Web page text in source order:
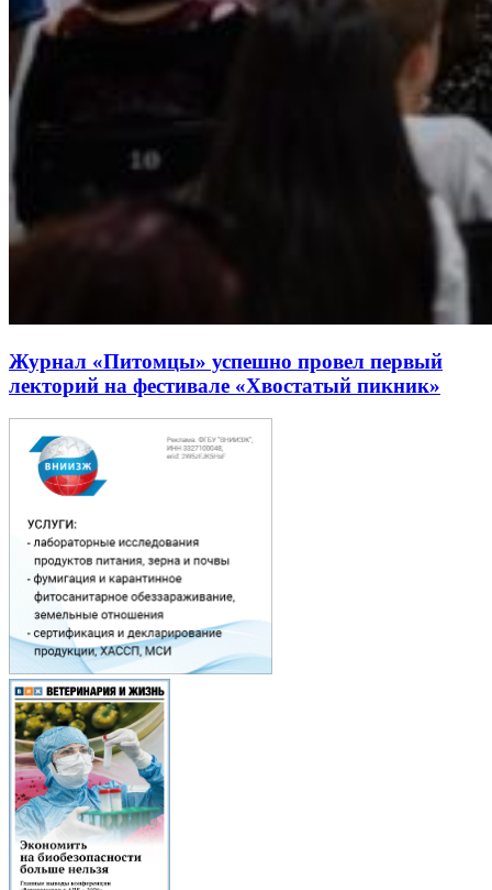
Журнал «Питомцы» успешно провел первый
лекторий на фестивале «Хвостатый пикник»